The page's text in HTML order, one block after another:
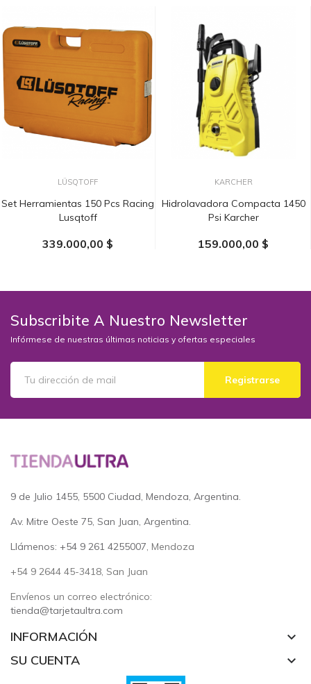
LÜSQTOFF
Set Herramientas 150 Pcs Racing
Lusqtoff
339.000,00 $
KARCHER
Hidrolavadora Compacta 1450
Psi Karcher
159.000,00 $
Subscribite A Nuestro Newsletter
Infórmese de nuestras últimas noticias y ofertas especiales
Registrarse
9 de Julio 1455, 5500 Ciudad, Mendoza, Argentina.
Av. Mitre Oeste 75, San Juan, Argentina.
Llámenos: +54 9 261 4255007, Mendoza
+54 9 2644 45-3418, San Juan
Envíenos un correo electrónico:
tienda@tarjetaultra.com
INFORMACIÓN keyboard_arrow_down
SU CUENTA keyboard_arrow_down